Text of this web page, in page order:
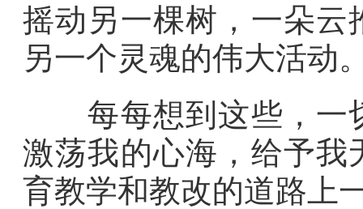
摇动另一棵树，一朵云
另一个灵魂的伟大活动
每每想到这些，一
激荡我的心海，给予我
育教学和教改的道路上